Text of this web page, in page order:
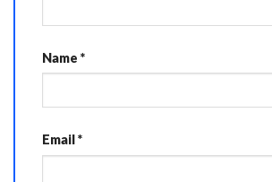
Name *
Email*